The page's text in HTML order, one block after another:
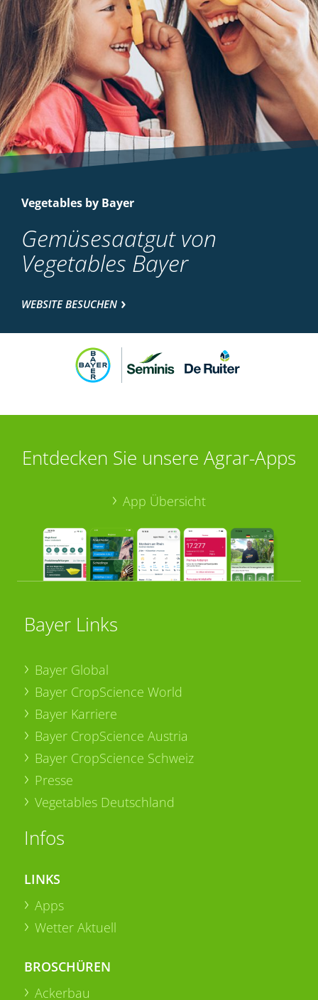
Vegetables by Bayer
Gemüsesaatgut von
Vegetables Bayer
WEBSITE BESUCHEN
Entdecken Sie unsere Agrar-Apps
App Übersicht
Bayer Links
Bayer Global
Bayer CropScience World
Bayer Karriere
Bayer CropScience Austria
Bayer CropScience Schweiz
Presse
Vegetables Deutschland
Infos
LINKS
Apps
Wetter Aktuell
BROSCHÜREN
Ackerbau